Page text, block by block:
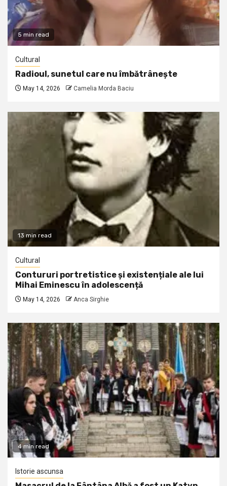
5 min read
Cultural
Radioul, sunetul care nu îmbătrânește
May 14, 2026 Camelia Morda Baciu
13 min read
Cultural
Contururi portretistice și existențiale ale lui
Mihai Eminescu în adolescență
May 14, 2026 Anca Sirghie
4 min read
Istorie ascunsa